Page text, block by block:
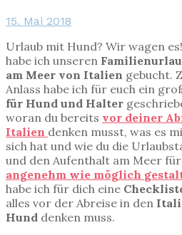
15. Mai 2018
Urlaub mit Hund? Wir wagen
habe ich unseren
am Meer von Italien gebucht.
Anlass habe ich für euch ein
für Hund und Halter
woran du bereits vor deiner
Italien denken musst, was es
sich hat und wie du die
und den Aufenthalt am Meer
angenehm wie möglich
habe ich für dich eine
alles vor der Abreise in den
Hund denken muss.